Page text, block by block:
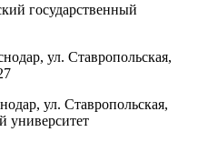
государственный
ул. Ставропольская,
ул. Ставропольская,
университет